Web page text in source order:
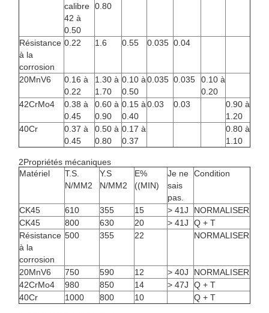
calibre
42 à
0.50
0.80
Résistance
à la
corrosion
0.22 1.6 0.55 0.035 0.04
20MnV6
0.16 à
0.22
1.30 à
1.70
0.10 à
0.50
0.035 0.035
0.10 à
0.20
42CrMo4
0.38 à
0.45
0.60 à
0.90
0.15 à
0.40
0.03 0.03
0.90 à
1.20
40Cr
0.37 à
0.45
0.50 à
0.80
0.17 à
0.37
0.80 à
1.10
2Propriétés mécaniques
Matériel
T.S.
N/MM2
Y.S
N/MM2
E%
((MIN)
Je ne
sais
pas.
Condition
CK45 610 355 15 > 41J
NORMALISER
CK45
800 630 20 > 41J
Q + T
Résistance
à la
corrosion
500 355 22 NORMALISER
20MnV6 750 590 12 > 40J
NORMALISER
42CrMo4
980 850 14 > 47J
Q + T
40Cr
1000 800 10 Q + T